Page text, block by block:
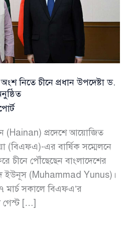
নিতে চীনে প্রধান উপদেষ্টা ড.
(Hainan) প্রদেশে আয়োজিত
(বিএফএ)-এর বার্ষিক সম্মেলনে
চীনে পৌঁছেছেন বাংলাদেশের
ইউনূস (Muhammad Yunus)।
সকালে বিএফএ’র
গেস্ট […]